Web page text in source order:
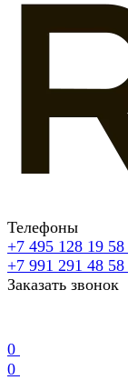
Телефоны
+7 495 128 19 58
+7 991 291 48 58
Заказать звонок
0
0